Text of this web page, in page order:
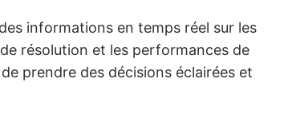
informations en temps réel sur les
résolution et les performances de
prendre des décisions éclairées et